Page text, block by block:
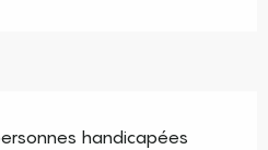
handicapées